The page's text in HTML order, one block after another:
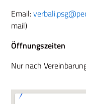
Email:
mail)
Öffnungszeiten
Nur nach